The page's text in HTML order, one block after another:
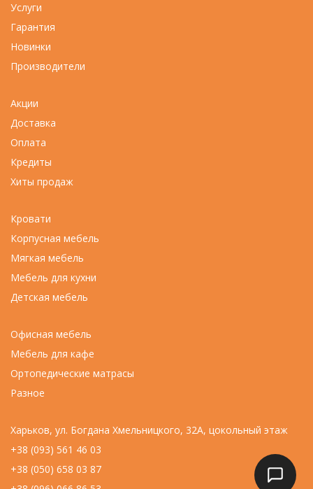
Услуги
Гарантия
Новинки
Производители
Акции
Доставка
Оплата
Кредиты
Хиты продаж
Кровати
Корпусная мебель
Мягкая мебель
Мебель для кухни
Детская мебель
Офисная мебель
Мебель для кафе
Ортопедические матрасы
Разное
Харьков, ул. Богдана Хмельницкого, 32А, цокольный этаж
+38 (093) 561 46 03
+38 (050) 658 03 87